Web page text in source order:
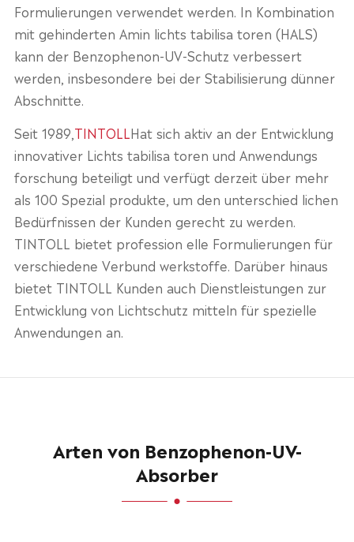
Formulierungen verwendet werden. In Kombination
mit gehinderten Amin lichts tabilisa toren (HALS)
kann der Benzophenon-UV-Schutz verbessert
werden, insbesondere bei der Stabilisierung dünner
Abschnitte.
Seit 1989, TINTOLL Hat sich aktiv an der Entwicklung
innovativer Lichts tabilisa toren und Anwendungs
forschung beteiligt und verfügt derzeit über mehr
als 100 Spezial produkte, um den unterschied lichen
Bedürfnissen der Kunden gerecht zu werden.
TINTOLL bietet profession elle Formulierungen für
verschiedene Verbund werkstoffe. Darüber hinaus
bietet TINTOLL Kunden auch Dienstleistungen zur
Entwicklung von Lichtschutz mitteln für spezielle
Anwendungen an.
Arten von Benzophenon-UV-
Absorber